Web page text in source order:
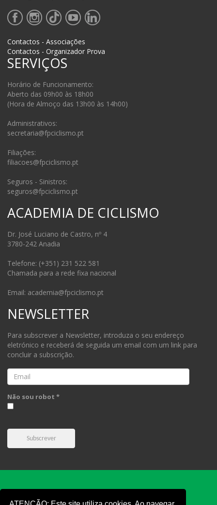
Contactos - Associações
Contactos - Organizador Prova
SERVIÇOS
Horário de Funcionamento:
Aberto das 09h00 às 18h00
(Hora de Almoço das 13h00 às 14h00)
Administrativos:
secretaria@fpciclismo.pt
Filiações:
filiacoes@fpciclismo.pt
Seguros - Sinistros:
seguros@fpciclismo.pt
ACADEMIA DE CICLISMO
Dr. José Luciano de Castro, nº 4
3780-242 Anadia
Telefone: (+351) 231 522 581
Chamada para a rede fixa nacional
Email: academia@fpciclismo.pt
NEWSLETTER
Para subscrever a Newsletter, introduza o seu endereço
eletrónico e receberá de seguida um email com um link para
concluir a subscrição.
Email
Não sou robot *
Subscrever